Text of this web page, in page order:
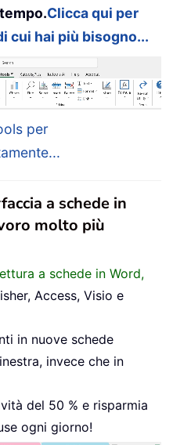
Clicca qui per
cui hai più bisogno...
per
a schede in
molto più
a schede in Word,
Access, Visio e
in nuove schede
invece che in
del 50 % e risparmia
ogni giorno!